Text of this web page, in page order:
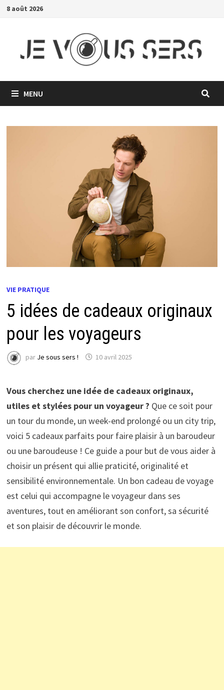
Passer
8 août 2026
MENU
VIE PRATIQUE
5 idées de cadeaux originaux
pour les voyageurs
par Je sous sers ! 10 avril 2025
Vous cherchez une idée de cadeaux originaux,
utiles et stylées pour un voyageur ? Que ce soit pour
un tour du monde, un week-end prolongé ou un city trip,
voici 5 cadeaux parfaits pour faire plaisir à un baroudeur
ou une baroudeuse ! Ce guide a pour but de vous aider à
choisir un présent qui allie praticité, originalité et
sensibilité environnementale. Un bon cadeau de voyage
est celui qui accompagne le voyageur dans ses
aventures, tout en améliorant son confort, sa sécurité
et son plaisir de découvrir le monde.